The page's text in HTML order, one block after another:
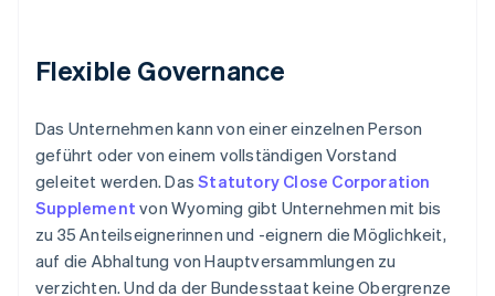
Flexible Governance
Das Unternehmen kann von einer einzelnen Person
geführt oder von einem vollständigen Vorstand
geleitet werden. DasStatutory Close Corporation
Supplement von Wyoming gibt Unternehmen mit bis
zu 35 Anteilseignerinnen und -eignern die Möglichkeit,
auf die Abhaltung von Hauptversammlungen zu
verzichten. Und da der Bundesstaat keine Obergrenze